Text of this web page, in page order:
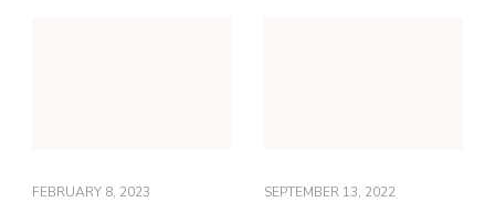
FEBRUARY 8, 2023 SEPTEMBER 13, 2022